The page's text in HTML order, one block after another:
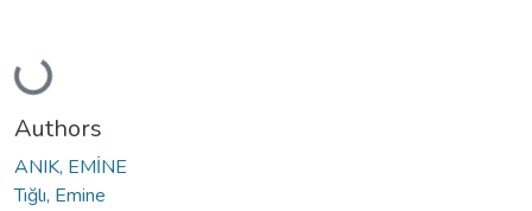
Loading...
Authors
ANIK, EMİNE
Tığlı, Emine